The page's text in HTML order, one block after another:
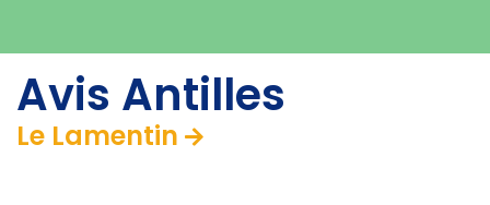
Avis Antilles
Le Lamentin